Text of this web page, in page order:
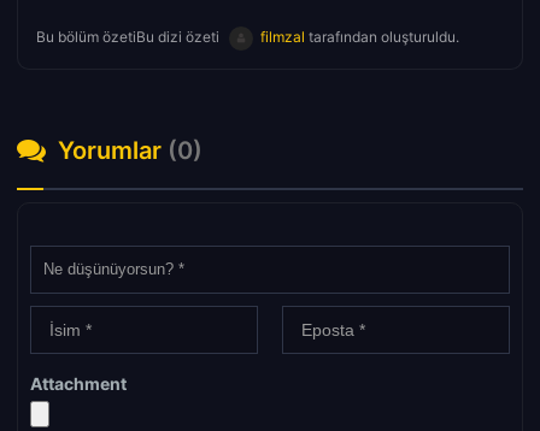
Bu bölüm özetiBu dizi özeti filmzal tarafından oluşturuldu.
Yorumlar (0)
Attachment